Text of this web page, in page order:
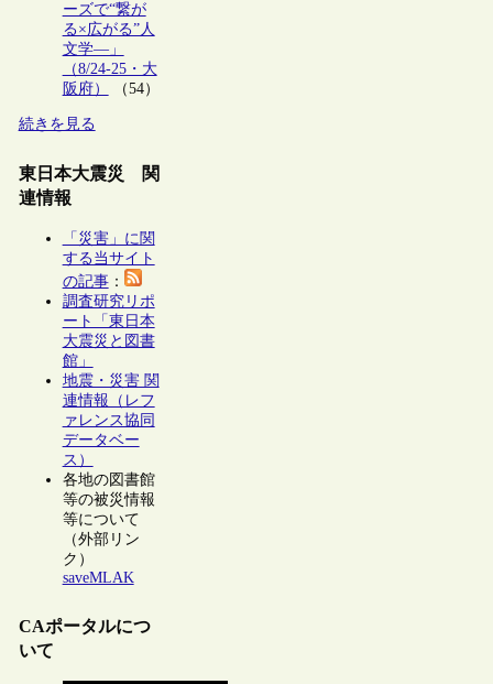
ーズで“繋が
る×広がる”人
文学―」
（8/24-25・大
阪府）
（54）
続きを見る
東日本大震災 関
連情報
「災害」に関
する当サイト
の記事：
調査研究リポ
ート「東日本
大震災と図書
館」
地震・災害 関
連情報（レフ
ァレンス協同
データベー
ス）
各地の図書館
等の被災情報
等について
（外部リン
ク）
saveMLAK
CAポータルにつ
いて